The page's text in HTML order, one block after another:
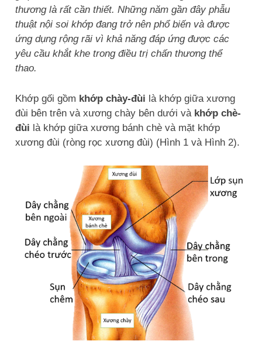
thương là rất cần thiết. Những năm gần đây phẫu
thuật nội soi khớp đang trở nên phổ biến và được
ứng dụng rộng rãi vì khả năng đáp ứng được các
yêu cầu khắt khe trong điều trị chấn thương thể
thao.
Khớp gối gồm khớp chày-đùi là khớp giữa xương
đùi bên trên và xương chày bên dưới và khớp chè-
đùi là khớp giữa xương bánh chè và mặt khớp
xương đùi (ròng rọc xương đùi) (Hình 1 và Hình 2).